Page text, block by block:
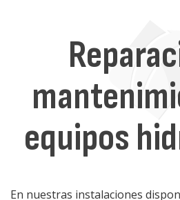
equipos
En nuestras instalaciones